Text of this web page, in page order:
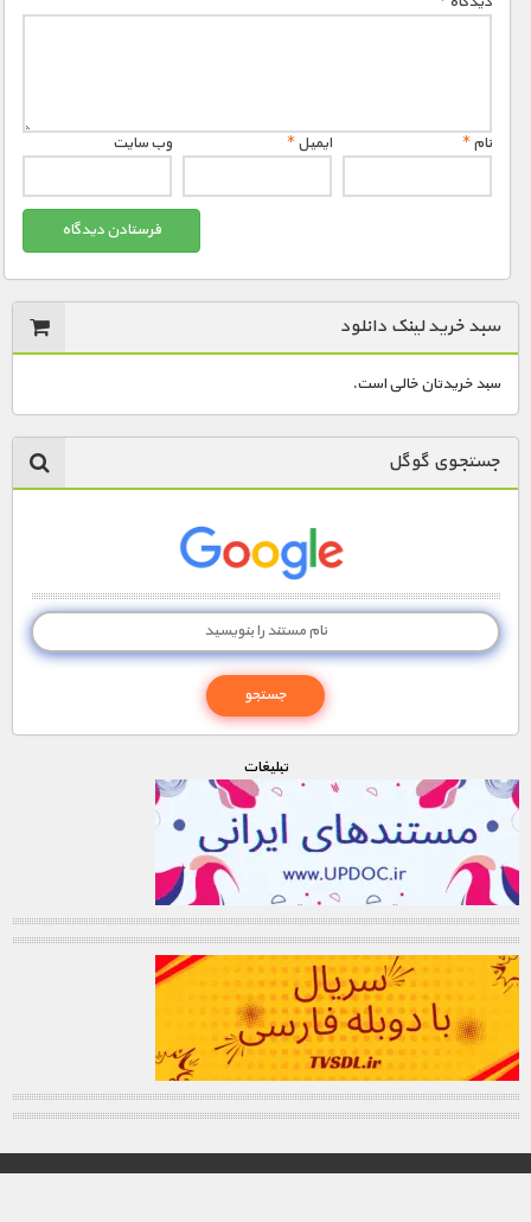
نام* ایمیل* وب‌ سایت
سبد خرید لینک دانلود
سبد خریدتان خالی است.
جستجوی گوگل
تبليغات